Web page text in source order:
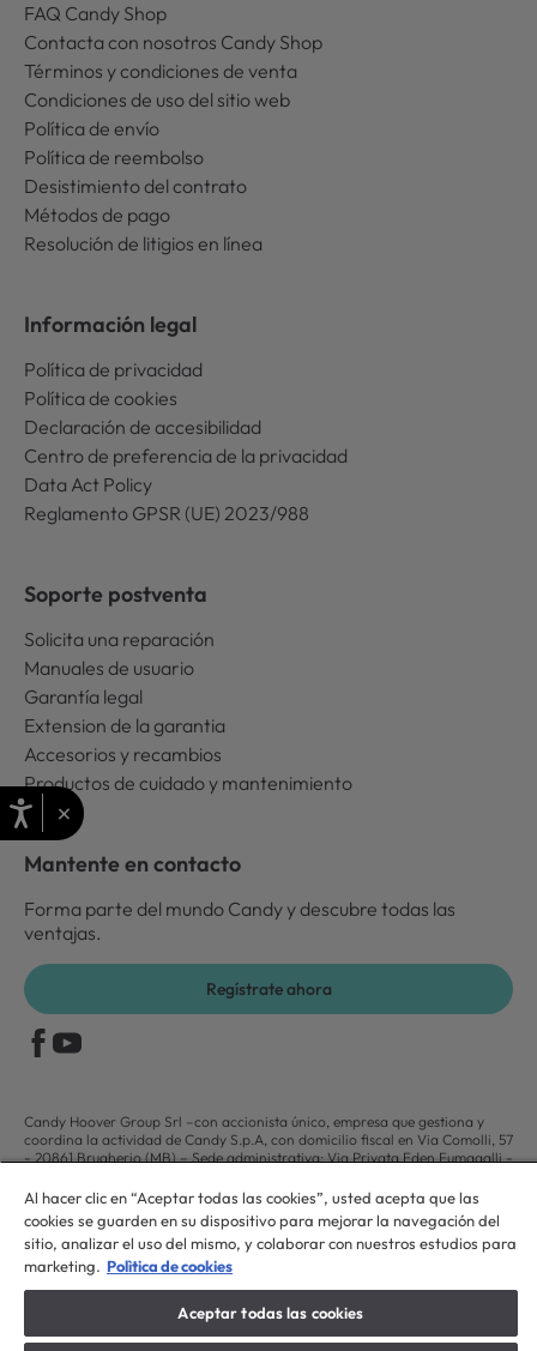
FAQ Candy Shop
Contacta con nosotros Candy Shop
Términos y condiciones de venta
Condiciones de uso del sitio web
Política de envío
Política de reembolso
Desistimiento del contrato
Métodos de pago
Resolución de litigios en línea
Información legal
Política de privacidad
Política de cookies
Declaración de accesibilidad
Centro de preferencia de la privacidad
Data Act Policy
Reglamento GPSR (UE) 2023/988
Soporte postventa
Solicita una reparación
Manuales de usuario
Garantía legal
Extension de la garantia
Accesorios y recambios
Productos de cuidado y mantenimiento
Mantente en contacto
Forma parte del mundo Candy y descubre todas las
ventajas.
Regístrate ahora
Candy Hoover Group Srl –con accionista único, empresa que gestiona y
coordina la actividad de Candy S.p.A, con domicilio fiscal en Via Comolli, 57
- 20861 Brugherio (MB) – Sede administrativa: Via Privata Eden Fumagalli -
íntegramente desembolsado. Registro Mercantil/ tributación de Monza y
Brianza 04666310158 – IVA núm. IT00786860965
ES / Español
×
Al hacer clic en “Aceptar todas las cookies”, usted acepta que las
cookies se guarden en su dispositivo para mejorar la navegación del
sitio, analizar el uso del mismo, y colaborar con nuestros estudios para
marketing. Polìtica de cookies
Aceptar todas las cookies